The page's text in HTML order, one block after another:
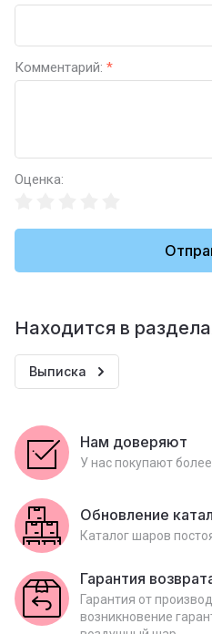
Комментарий: *
Оценка:
Находится в
Выписка
Нам доверяют
У нас покупают
Обновление
Каталог шаров
Гарантия
Гарантия от
возникновение